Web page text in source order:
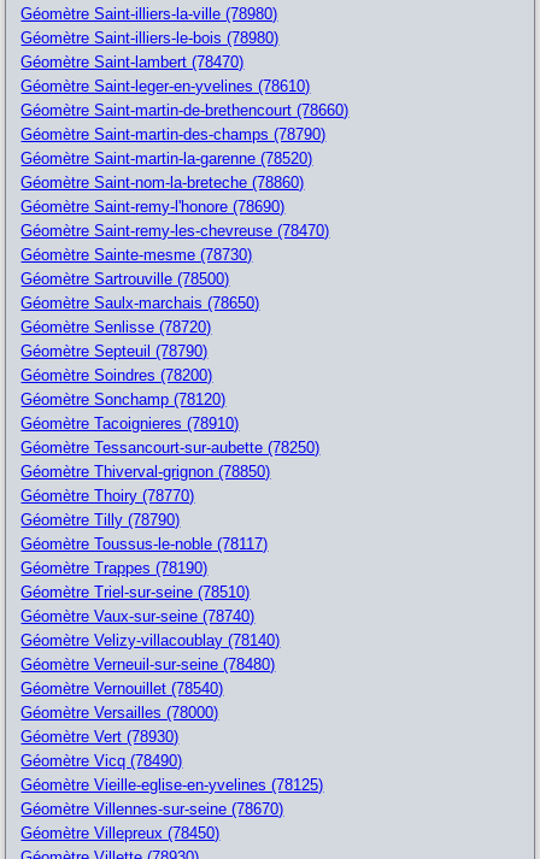
Géomètre Saint-illiers-la-ville (78980)
Géomètre Saint-illiers-le-bois (78980)
Géomètre Saint-lambert (78470)
Géomètre Saint-leger-en-yvelines (78610)
Géomètre Saint-martin-de-brethencourt (78660)
Géomètre Saint-martin-des-champs (78790)
Géomètre Saint-martin-la-garenne (78520)
Géomètre Saint-nom-la-breteche (78860)
Géomètre Saint-remy-l'honore (78690)
Géomètre Saint-remy-les-chevreuse (78470)
Géomètre Sainte-mesme (78730)
Géomètre Sartrouville (78500)
Géomètre Saulx-marchais (78650)
Géomètre Senlisse (78720)
Géomètre Septeuil (78790)
Géomètre Soindres (78200)
Géomètre Sonchamp (78120)
Géomètre Tacoignieres (78910)
Géomètre Tessancourt-sur-aubette (78250)
Géomètre Thiverval-grignon (78850)
Géomètre Thoiry (78770)
Géomètre Tilly (78790)
Géomètre Toussus-le-noble (78117)
Géomètre Trappes (78190)
Géomètre Triel-sur-seine (78510)
Géomètre Vaux-sur-seine (78740)
Géomètre Velizy-villacoublay (78140)
Géomètre Verneuil-sur-seine (78480)
Géomètre Vernouillet (78540)
Géomètre Versailles (78000)
Géomètre Vert (78930)
Géomètre Vicq (78490)
Géomètre Vieille-eglise-en-yvelines (78125)
Géomètre Villennes-sur-seine (78670)
Géomètre Villepreux (78450)